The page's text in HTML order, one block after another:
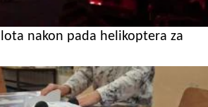
nakon pada helikoptera za